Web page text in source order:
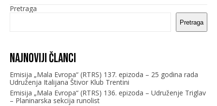
Pretraga
Pretraga
Najnoviji članci
Emisija „Mala Evropa“ (RTRS) 137. epizoda – 25 godina rada
Udruženja Italijana Štivor Klub Trentini
Emisija „Mala Evropa“ (RTRS) 136. epizoda – Udruženje Triglav
– Planinarska sekcija runolist